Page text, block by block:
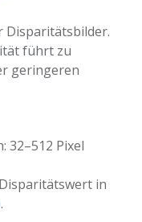
Disparitätsbilder.
führt zu
geringeren
32–512 Pixel
in